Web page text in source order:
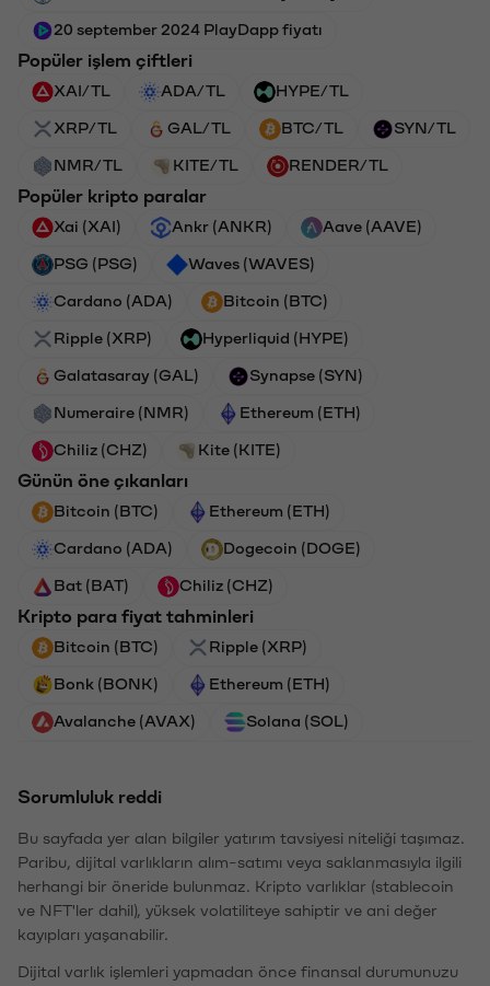
20 september 2024 PlayDapp fiyatı
Popüler işlem çiftleri
XAI/TL ADA/TL HYPE/TL
XRP/TL GAL/TL BTC/TL SYN/TL
NMR/TL KITE/TL RENDER/TL
Popüler kripto paralar
Xai (XAI) Ankr (ANKR) Aave (AAVE)
PSG (PSG) Waves (WAVES)
Cardano (ADA) Bitcoin (BTC)
Ripple (XRP) Hyperliquid (HYPE)
Galatasaray (GAL) Synapse (SYN)
Numeraire (NMR) Ethereum (ETH)
Chiliz (CHZ) Kite (KITE)
Günün öne çıkanları
Bitcoin (BTC) Ethereum (ETH)
Cardano (ADA) Dogecoin (DOGE)
Bat (BAT) Chiliz (CHZ)
Kripto para fiyat tahminleri
Bitcoin (BTC) Ripple (XRP)
Bonk (BONK) Ethereum (ETH)
Avalanche (AVAX) Solana (SOL)
Sorumluluk reddi
Bu sayfada yer alan bilgiler yatırım tavsiyesi niteliği taşımaz.
Paribu, dijital varlıkların alım-satımı veya saklanmasıyla ilgili
herhangi bir öneride bulunmaz. Kripto varlıklar (stablecoin
ve NFT'ler dahil), yüksek volatiliteye sahiptir ve ani değer
kayıpları yaşanabilir.
Dijital varlık işlemleri yapmadan önce finansal durumunuzu